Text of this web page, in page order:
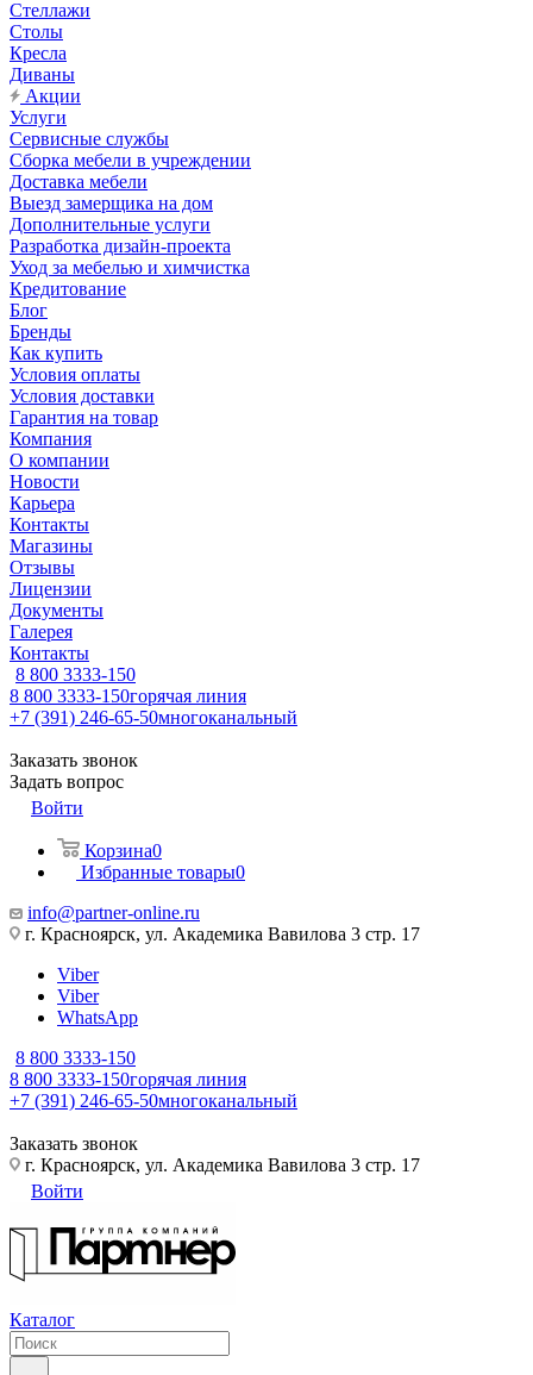
Стеллажи
Столы
Кресла
Диваны
Акции
Услуги
Сервисные службы
Сборка мебели в учреждении
Доставка мебели
Выезд замерщика на дом
Дополнительные услуги
Разработка дизайн-проекта
Уход за мебелью и химчистка
Кредитование
Блог
Бренды
Как купить
Условия оплаты
Условия доставки
Гарантия на товар
Компания
О компании
Новости
Карьера
Контакты
Магазины
Отзывы
Лицензии
Документы
Галерея
Контакты
8 800 3333-150
8 800 3333-150горячая линия
+7 (391) 246-65-50многоканальный
Заказать звонок
Задать вопрос
Войти
Корзина0
Избранные товары0
info@partner-online.ru
г. Красноярск, ул. Академика Вавилова 3 стр. 17
Viber
Viber
WhatsApp
8 800 3333-150
8 800 3333-150горячая линия
+7 (391) 246-65-50многоканальный
Заказать звонок
г. Красноярск, ул. Академика Вавилова 3 стр. 17
Войти
Каталог